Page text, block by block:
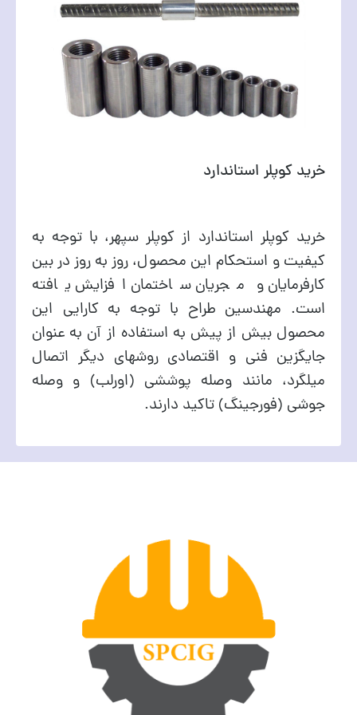
خرید کوپلر استاندارد
خرید کوپلر استاندارد از کوپلر سپهر، با توجه به
کیفیت و استحکام این محصول، روز به روز در بین
کارفرمایان و مجریان ساختمان افزایش یافته
است. مهندسین طراح با توجه به کارایی این
محصول بیش از پیش به استفاده از آن به عنوان
جایگزین فنی و اقتصادی روشهای دیگر اتصال
میلگرد، مانند وصله پوششی (اورلب) و وصله
جوشی (فورجینگ) تاکید دارند.